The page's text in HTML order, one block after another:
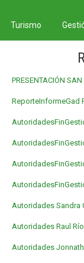
Turismo
PRESENTACIÓN
ReporteInformeGad
Autoridades Sandra
Autoridades Raul
Autoridades